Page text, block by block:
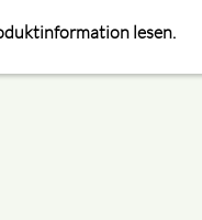
lesen.